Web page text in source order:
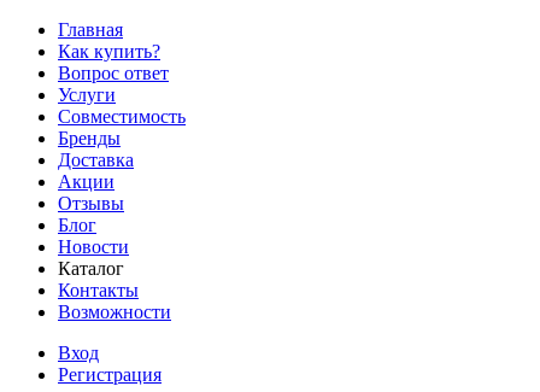
Главная
Как купить?
Вопрос ответ
Услуги
Совместимость
Бренды
Доставка
Акции
Отзывы
Блог
Новости
Каталог
Контакты
Возможности
Вход
Регистрация